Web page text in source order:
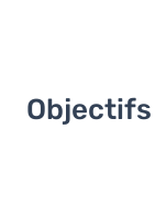
Objectifs